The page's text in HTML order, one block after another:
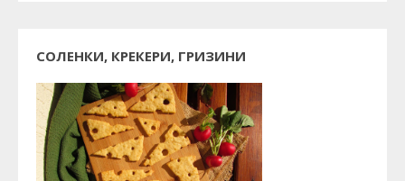
СОЛЕНКИ, КРЕКЕРИ, ГРИЗИНИ